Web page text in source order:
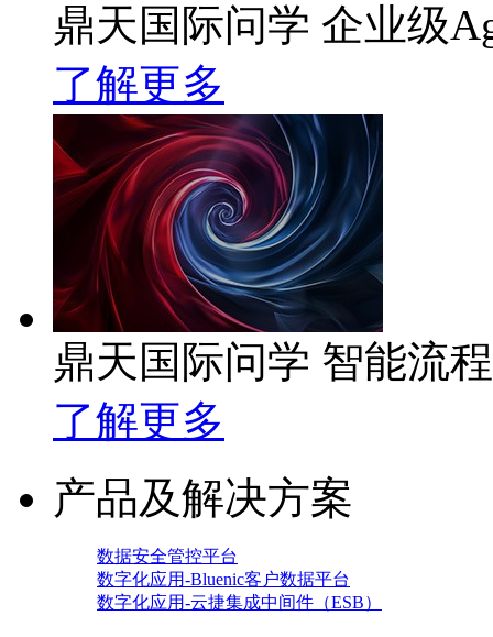
鼎天国际问学 企业级
了解更多
鼎天国际问学 智能流
了解更多
产品及解决方案
数据安全管控平台
数字化应用-Bluenic客户数据平台
数字化应用-云捷集成中间件（ESB）